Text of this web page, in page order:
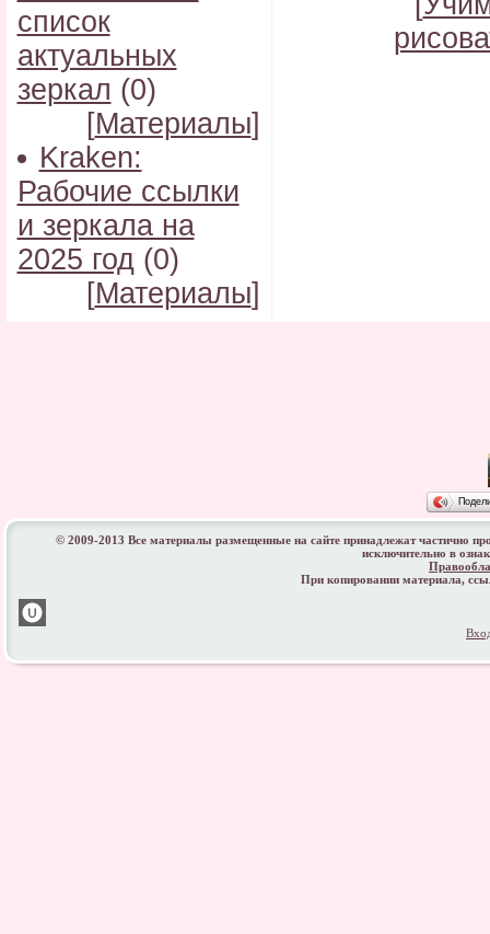
список
актуальных
зеркал (0)
[Материалы]
Kraken:
Рабочие ссылки
и зеркала на
2025 год (0)
[Материалы]
© 2009-2013 Все материалы размещенные на сайте принадлежат частично
исключительно в
При копировании материала,